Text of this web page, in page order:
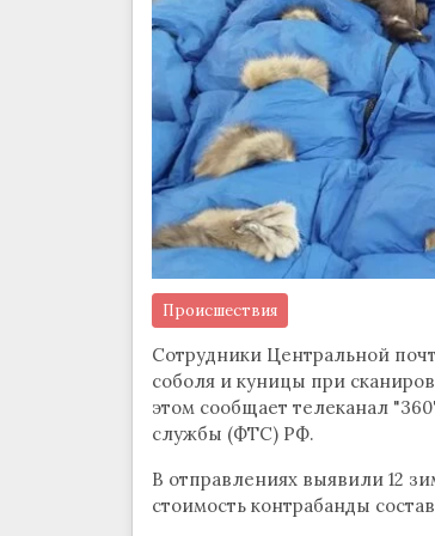
Происшествия
Сотрудники Центральной
соболя и куницы при
этом сообщает телеканал
службы (ФТС) РФ.
В отправлениях выявили 12
стоимость контрабанды